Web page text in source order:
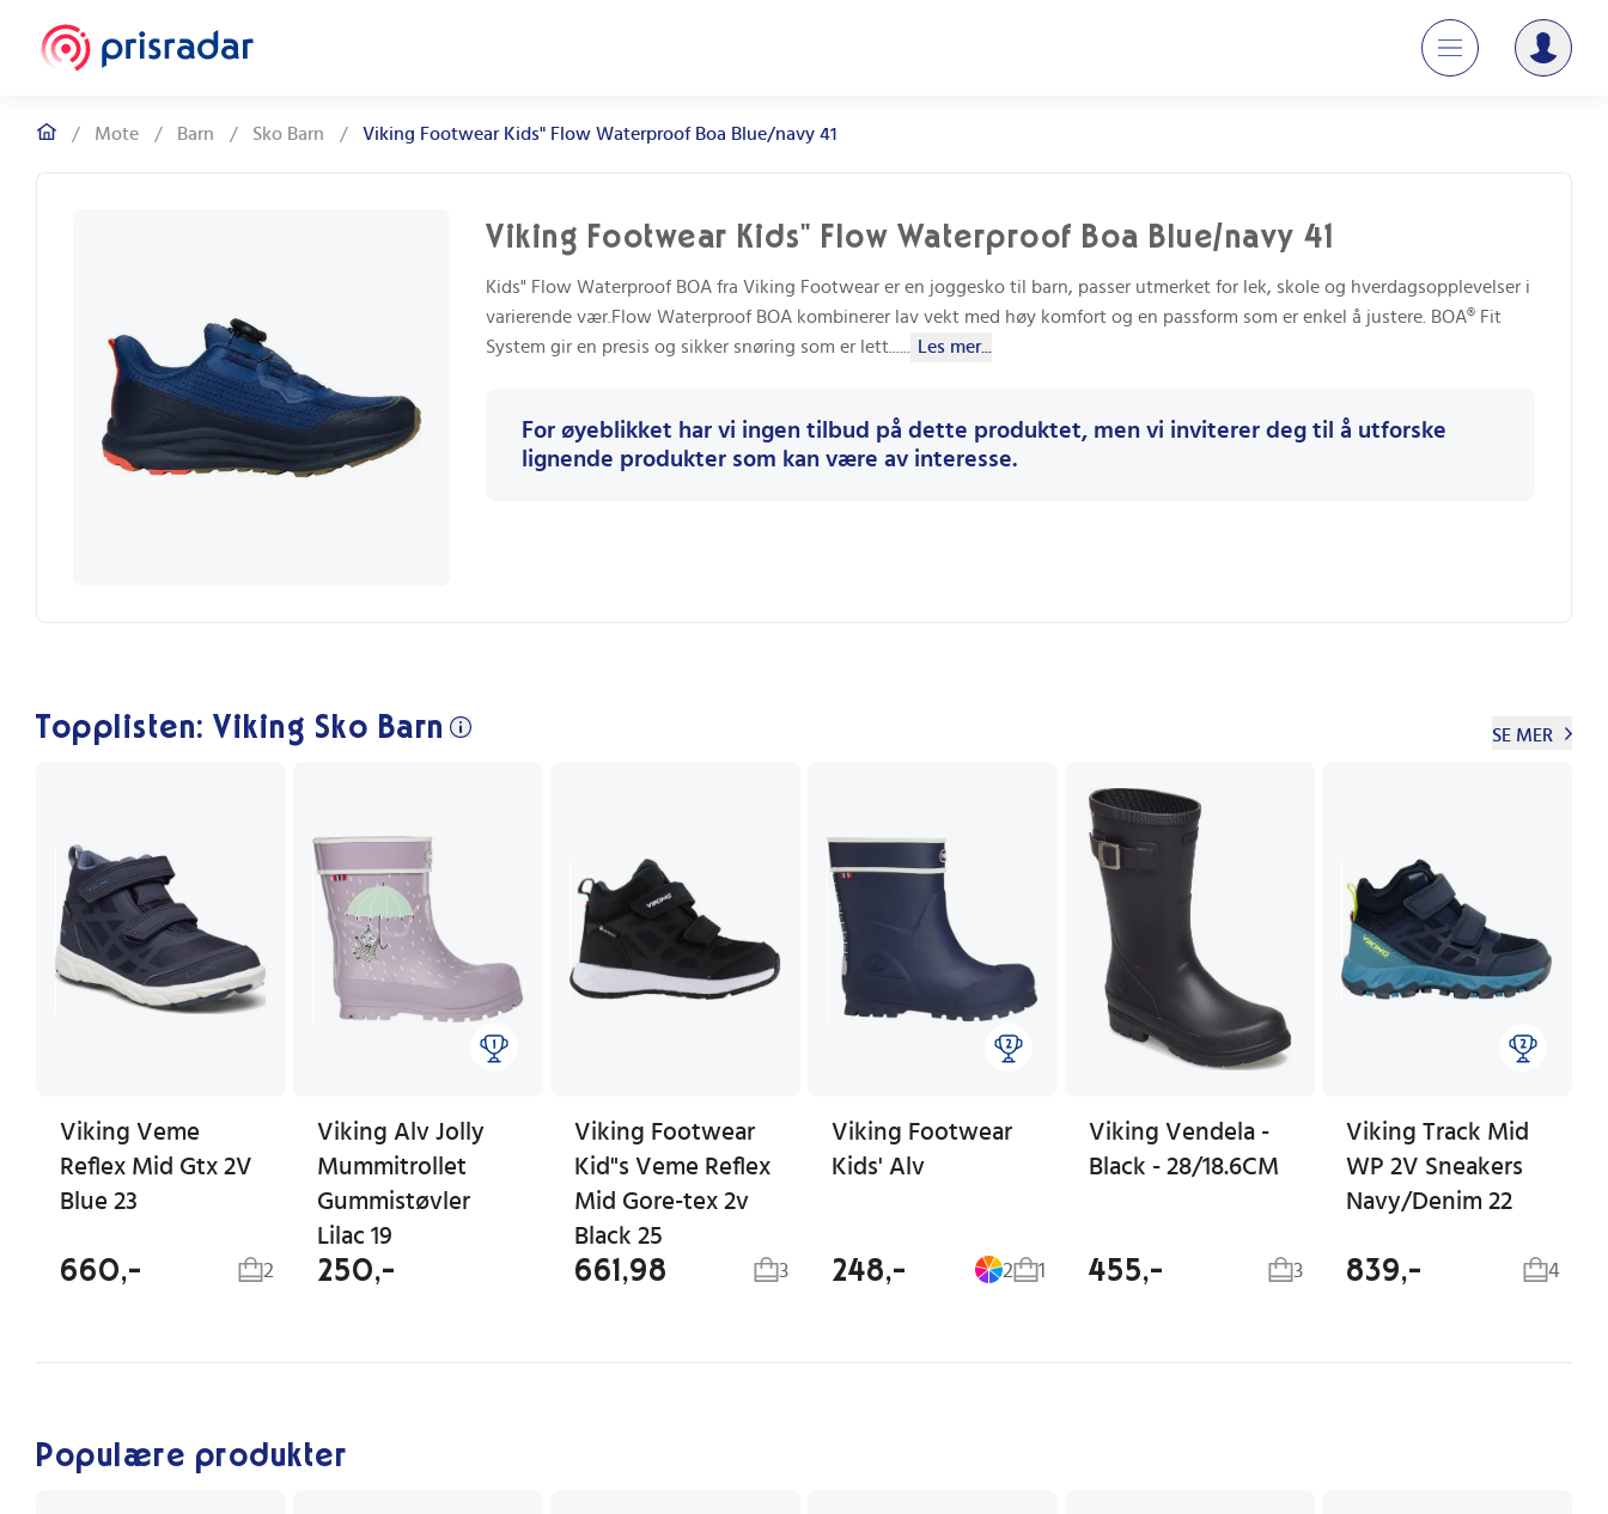
/ Mote / Barn / Sko Barn / Viking Footwear Kids" Flow Waterproof Boa Blue/navy 41
Viking Footwear Kids" Flow Waterproof Boa Blue/navy 41
Kids" Flow Waterproof BOA fra Viking Footwear er en joggesko til barn, passer utmerket for lek, skole og hverdagsopplevelser i
varierende vær.Flow Waterproof BOA kombinerer lav vekt med høy komfort og en passform som er enkel å justere. BOA® Fit
System gir en presis og sikker snøring som er lett...
Les mer...
For øyeblikket har vi ingen tilbud på dette produktet, men vi inviterer deg til å utforske
lignende produkter som kan være av interesse.
Topplisten: Viking Sko Barn SE MER
Viking Veme
Reflex Mid Gtx 2V
Blue 23
660,- 2
Viking Alv Jolly
Mummitrollet
Gummistøvler
Lilac 19
250,-
Viking Footwear
Kid"s Veme Reflex
Mid Gore-tex 2v
Black 25
661,98 3
Viking Footwear
Kids' Alv
248,- 2 1
Viking Vendela -
Black - 28/18.6CM
455,- 3
Viking Track Mid
WP 2V Sneakers
Navy/Denim 22
839,- 4
Populære produkter